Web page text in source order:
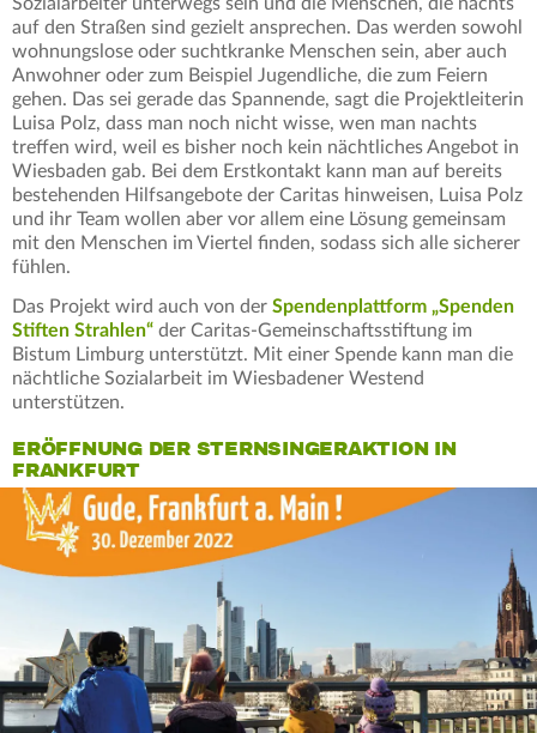
auf den Straßen sind gezielt ansprechen. Das werden sowohl
wohnungslose oder suchtkranke Menschen sein, aber auch
Anwohner oder zum Beispiel Jugendliche, die zum Feiern
gehen. Das sei gerade das Spannende, sagt die Projektleiterin
Luisa Polz, dass man noch nicht wisse, wen man nachts
treffen wird, weil es bisher noch kein nächtliches Angebot in
Wiesbaden gab. Bei dem Erstkontakt kann man auf bereits
bestehenden Hilfsangebote der Caritas hinweisen, Luisa Polz
und ihr Team wollen aber vor allem eine Lösung gemeinsam
mit den Menschen im Viertel finden, sodass sich alle sicherer
fühlen.
Das Projekt wird auch von der Spendenplattform „Spenden
Stiften Strahlen“ der Caritas-Gemeinschaftsstiftung im
Bistum Limburg unterstützt. Mit einer Spende kann man die
nächtliche Sozialarbeit im Wiesbadener Westend
unterstützen.
ERÖFFNUNG DER STERNSINGERAKTION IN
FRANKFURT